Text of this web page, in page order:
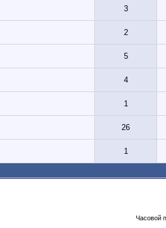
3
2
5
4
1
26
1
Часовой